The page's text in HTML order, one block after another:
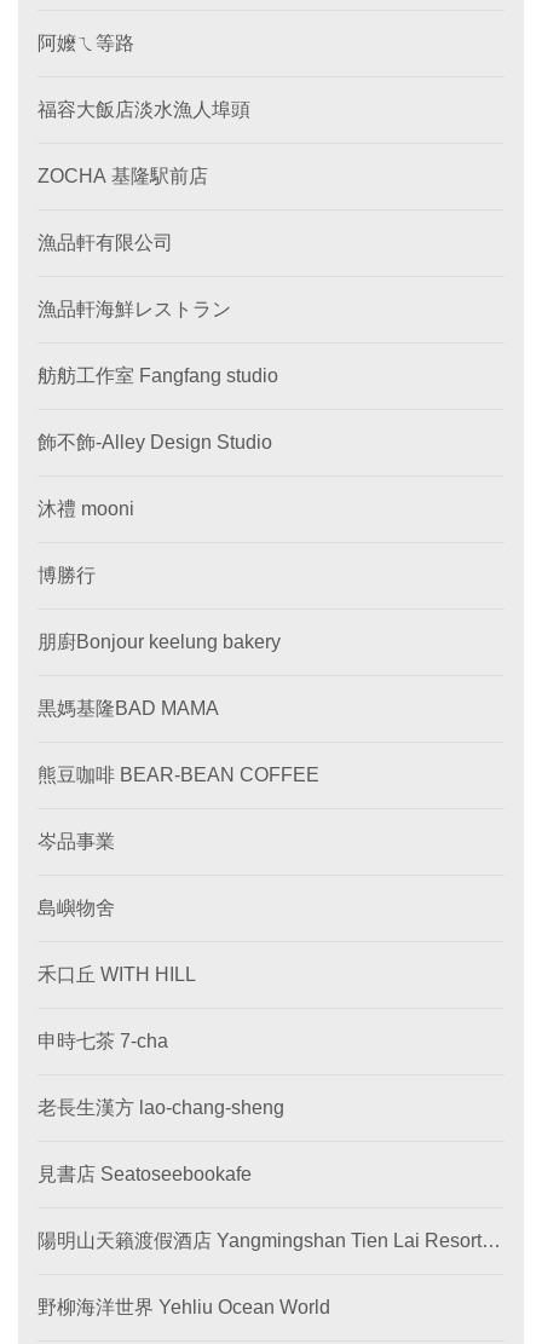
阿嬤ㄟ等路
福容大飯店淡水漁人埠頭
ZOCHA 基隆駅前店
漁品軒有限公司
漁品軒海鮮レストラン
舫舫工作室 Fangfang studio
飾不飾-Alley Design Studio
沐禮 mooni
博勝行
朋廚Bonjour keelung bakery
黒媽基隆BAD MAMA
熊豆咖啡 BEAR-BEAN COFFEE
岑品事業
島嶼物舍
禾口丘 WITH HILL
申時七茶 7-cha
老長生漢方 lao-chang-sheng
見書店 Seatoseebookafe
陽明山天籟渡假酒店 Yangmingshan Tien Lai Resort &
野柳海洋世界 Yehliu Ocean World